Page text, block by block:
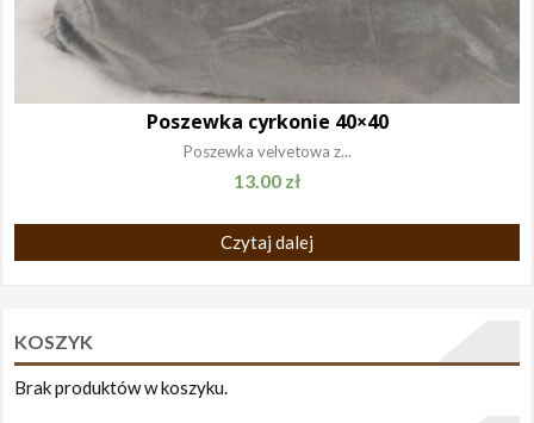
Poszewka cyrkonie 40×40
Poszewka velvetowa z...
13.00 zł
Czytaj dalej
KOSZYK
Brak produktów w koszyku.